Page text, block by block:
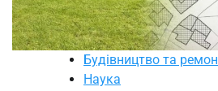
Будівництво та
Наука